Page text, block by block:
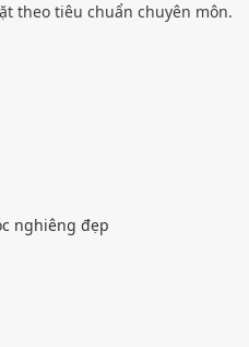
theo tiêu chuẩn chuyên môn.
nghiêng đẹp